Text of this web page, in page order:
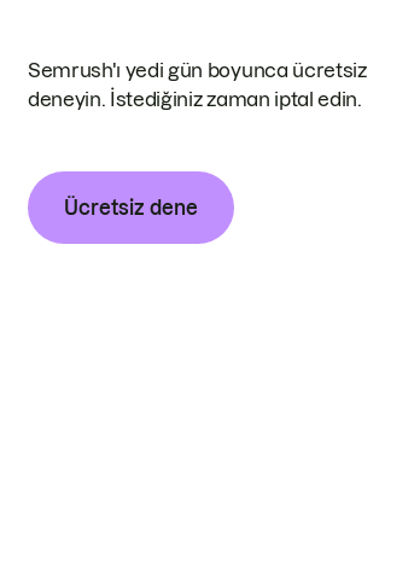
Semrush'ı yedi gün boyunca ücretsiz
deneyin. İstediğiniz zaman iptal edin.
Ücretsiz dene